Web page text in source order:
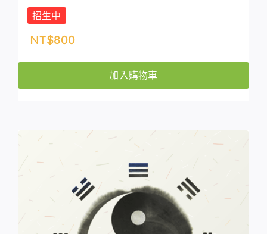
招生中
NT$800
加入購物車